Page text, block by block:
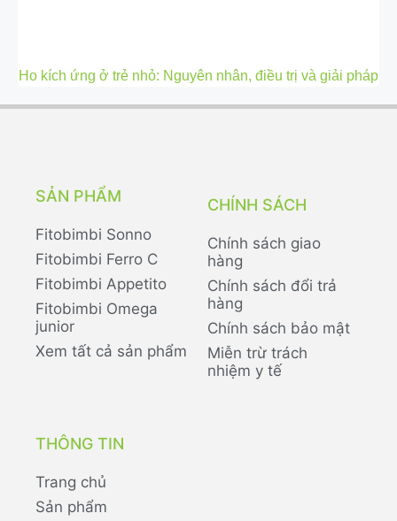
Ho kích ứng ở trẻ nhỏ: Nguyên nhân, điều trị và giải pháp
SẢN PHẨM
Fitobimbi Sonno
Fitobimbi Ferro C
Fitobimbi Appetito
Fitobimbi Omega
junior
Xem tất cả sản phẩm
CHÍNH SÁCH
Chính sách giao
hàng
Chính sách đổi trả
hàng
Chính sách bảo mật
Miễn trừ trách
nhiệm y tế
THÔNG TIN
Trang chủ
Sản phẩm